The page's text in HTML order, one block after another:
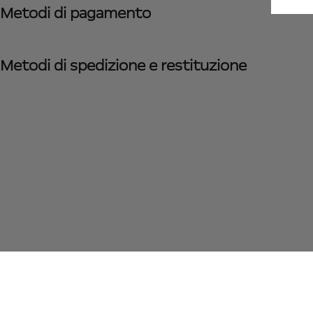
Metodi di pagamento
Metodi di spedizione e restituzione